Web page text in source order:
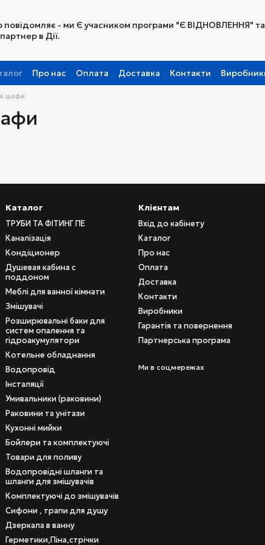
повідомляє - ми Є учасником програми "Є ВІДНОВЛЕННЯ" та
в Дії.
Про нас Оплата Доставка Контакти
програма
шафи
Каталог
ТРУБИ ТА ФІТИНГ ПЕ
Каналізація
Кондіционер
Душевая кабина с
поддоном
Меблі для ванної кімнати
Змішувачі
Розширювальні баки для
систем опалення та
гідроакумулятори
Котельне обладнання
Водопровід
Інсталяції
Умивальники (раковини)
Раковини та унітази
Кухонні мийки
Бойлери та комплектуючі
Товари для поливу
Водопровідні шланги та
шланги для змішувачів
Комплектуючі до змішувачів
Сифони , трапи для душу
Дзеркала в ванну
Герметики,Піна,стрічки
Клієнтам
Вхід до кабінету
Каталог
Про нас
Оплата
Доставка
Контакти
Виробники
Гарантія та повернення
Партнерська програма
Ми в соцмережах